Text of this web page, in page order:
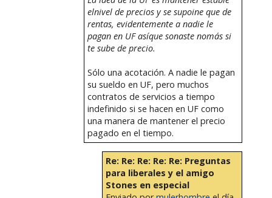
elnivel de precios y se supoine que de
rentas, evidentemente a nadie le
pagan en UF asíque sonaste nomás si
te sube de precio.
Sólo una acotación. A nadie le pagan
su sueldo en UF, pero muchos
contratos de servicios a tiempo
indefinido si se hacen en UF como
una manera de mantener el precio
pagado en el tiempo.
Re: Re: Re: Re: Re: Preguntas
para liberales y el amigo
Stones en especial